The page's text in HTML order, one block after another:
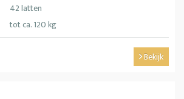
42 latten
tot ca. 120 kg
Bekijk